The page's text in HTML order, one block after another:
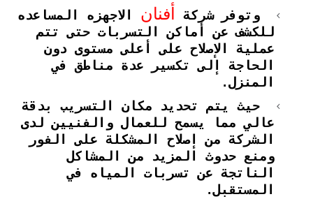
وتوفر شركة أفنان الاجهزه المساعده
للكشف عن أماكن التسربات حتى تتم
عملية الإصلاح على أعلى مستوى دون
الحاجة إلى تكسير عدة مناطق في
المنزل.
حيث يتم تحديد مكان التسريب بدقة
عالي مما يسمح للعمال والفنيين لدى
الشركة من إصلاح المشكلة على الفور
ومنع حدوث المزيد من المشاكل
الناتجة عن تسربات المياه في
المستقبل.